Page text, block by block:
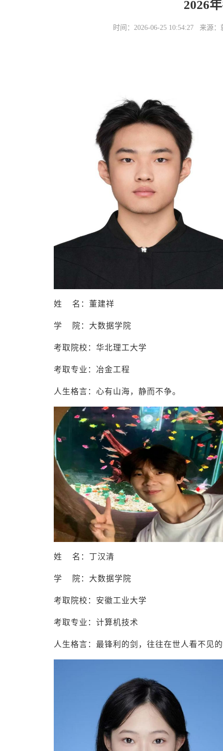
2026
时间：2026-06-25 10:54:27 来源
姓 名：董建祥
学 院：大数据学院
考取院校：华北理工大学
考取专业：冶金工程
人生格言：心有山海，静而不争。
姓 名：丁汉清
学 院：大数据学院
考取院校：安徽工业大学
考取专业：计算机技术
人生格言：最锋利的剑，往往在世人看不见